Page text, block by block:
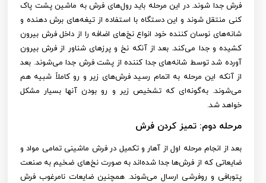
فرش جدا شوند. در این مرحله باید رول‌های فرش به ماشین پشت پاک
کنی منتقل شوند و این دستگاه با استفاده از تیغه‌های برش دهنده و
شانه‌های نوسان کننده خود انواع نخ‌های اضافه را از داخل فرش بیرون
کشیده و جدا می‌کند. بعد از آنکه نخ و پرزهای شناور از فرش بیرون
آورده شد توسط شانه‌های جدا کننده از پشت فرش جدا می‌شوند. بعد
از آنکه این مرحله به اتمام رسید فرش‌های زیر و رو کاملاً شبیه هم
می‌شوند. به‌گونه‌ای که تشخیص زیر و رو بودن آنها بسیار مشکل
خواهد شد.
مرحله دوم: تمیز کردن فرش
بعد از انجام مرحله اول از آهار و تکمیل در فرش ماشینی تمامی مواد و
ضایعاتی که از فرش‌ها جدا شده‌اند به صورت نخ‌های ضخیم به صنعت
پتوبافی و روفرشی ارسال می‌شوند. همچنین ضایعات نامرغوب فرش